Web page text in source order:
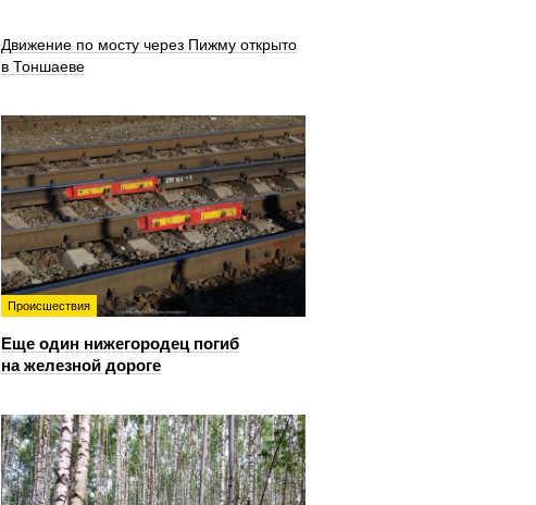
Движение по мосту через Пижму открыто
в Тоншаеве
Происшествия
Еще один нижегородец погиб
на железной дороге